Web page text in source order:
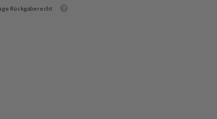
Fernglas
Gummiarmiert
Rückgaberecht